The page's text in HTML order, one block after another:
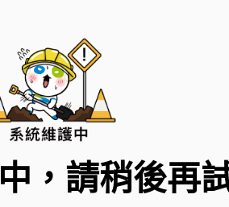
，請稍後再